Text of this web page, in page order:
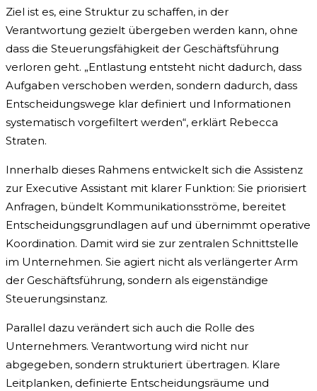
Ziel ist es, eine Struktur zu schaffen, in der
Verantwortung gezielt übergeben werden kann, ohne
dass die Steuerungsfähigkeit der Geschäftsführung
verloren geht. „Entlastung entsteht nicht dadurch, dass
Aufgaben verschoben werden, sondern dadurch, dass
Entscheidungswege klar definiert und Informationen
systematisch vorgefiltert werden“, erklärt Rebecca
Straten.
Innerhalb dieses Rahmens entwickelt sich die Assistenz
zur Executive Assistant mit klarer Funktion: Sie priorisiert
Anfragen, bündelt Kommunikationsströme, bereitet
Entscheidungsgrundlagen auf und übernimmt operative
Koordination. Damit wird sie zur zentralen Schnittstelle
im Unternehmen. Sie agiert nicht als verlängerter Arm
der Geschäftsführung, sondern als eigenständige
Steuerungsinstanz.
Parallel dazu verändert sich auch die Rolle des
Unternehmers. Verantwortung wird nicht nur
abgegeben, sondern strukturiert übertragen. Klare
Leitplanken, definierte Entscheidungsräume und